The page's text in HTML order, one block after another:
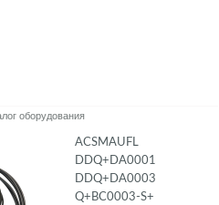
оборудования
ACSMAUFL
DDQ+DA0001
DDQ+DA0003
Q+BC0003-S+